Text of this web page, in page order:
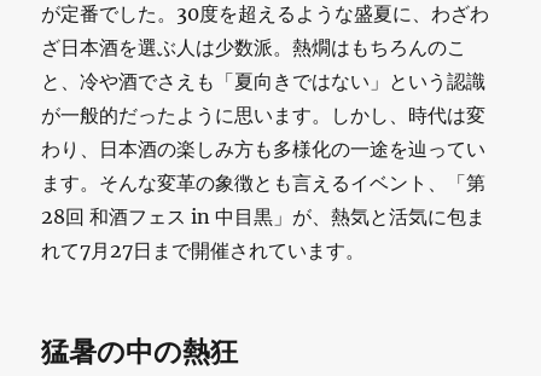
が定番でした。30度を超えるような盛夏に、わざわ
ざ日本酒を選ぶ人は少数派。熱燗はもちろんのこ
と、冷や酒でさえも「夏向きではない」という認識
が一般的だったように思います。しかし、時代は変
わり、日本酒の楽しみ方も多様化の一途を辿ってい
ます。そんな変革の象徴とも言えるイベント、「第
28回 和酒フェス in 中目黒」が、熱気と活気に包ま
れて7月27日まで開催されています。
猛暑の中の熱狂